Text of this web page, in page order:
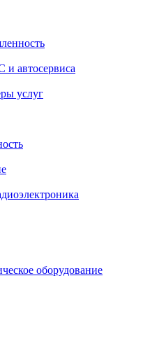
и автосервиса
услуг
оборудование